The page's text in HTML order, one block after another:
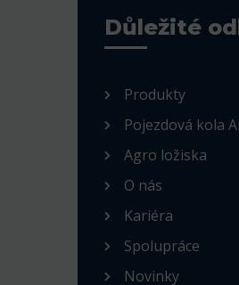
Důležité
Produkty
Pojezdová kola
Agro ložiska
O nás
Kariéra
Spolupráce
Novinky